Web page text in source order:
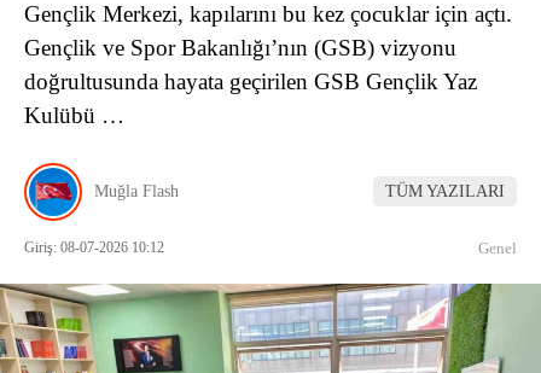
Gençlik Merkezi, kapılarını bu kez çocuklar için açtı.
Gençlik ve Spor Bakanlığı’nın (GSB) vizyonu
doğrultusunda hayata geçirilen GSB Gençlik Yaz
Kulübü …
Muğla Flash TÜM YAZILARI
Giriş: 08-07-2026 10:12 Genel